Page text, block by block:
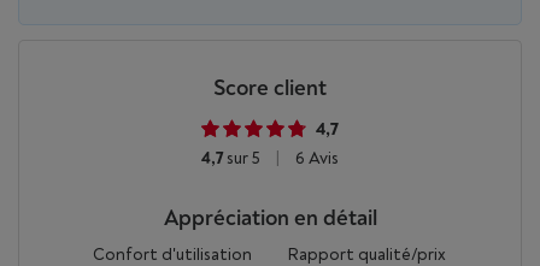
Score client
4,7
4,7sur 5 6 Avis
Appréciation en détail
Confort d'utilisation Rapport qualité/prix